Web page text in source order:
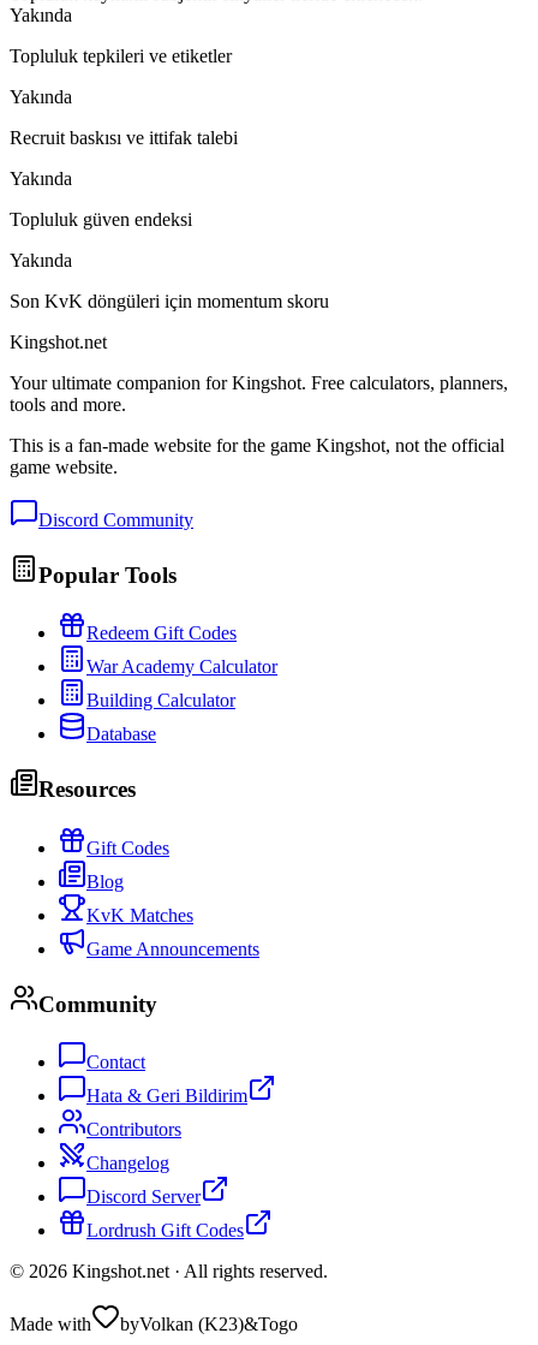
Yakında
Topluluk tepkileri ve etiketler
Yakında
Recruit baskısı ve ittifak talebi
Yakında
Topluluk güven endeksi
Yakında
Son KvK döngüleri için momentum skoru
Kingshot.net
Your ultimate companion for Kingshot. Free calculators, planners,
tools and more.
This is a fan-made website for the game Kingshot, not the official
game website.
Discord Community
Popular Tools
Redeem Gift Codes
War Academy Calculator
Building Calculator
Database
Resources
Gift Codes
Blog
KvK Matches
Game Announcements
Community
Contact
Hata & Geri Bildirim
Contributors
Changelog
Discord Server
Lordrush Gift Codes
© 2026 Kingshot.net · All rights reserved.
Made with byVolkan (K23)&Togo